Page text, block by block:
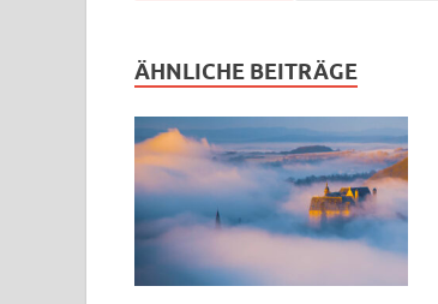
ÄHNLICHE BEITRÄGE